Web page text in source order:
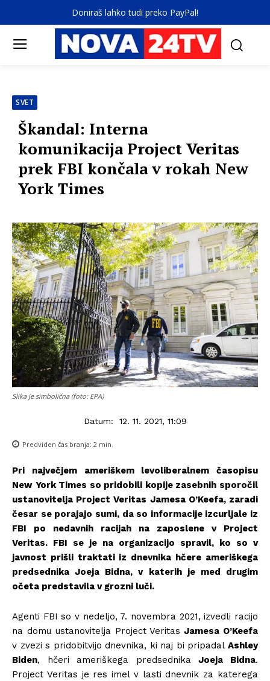
Doniraš lahko tudi preko PayPal!
SVET
Škandal: Interna
komunikacija Project Veritas
prek FBI končala v rokah New
York Times
Slika je simbolična (foto: EPA)
Datum: 12. 11. 2021, 11:09
Predviden čas branja: 2 min.
Pri največjem ameriškem levoliberalnem časopisu
New York Times so pridobili kopije zasebnih sporočil
ustanovitelja Project Veritas Jamesa O’Keefa, zaradi
česar se porajajo sumi, da so informacije izcurljale iz
FBI po nedavnih racijah na zaposlene v Project
Veritas. FBI se je na organizacijo spravil, ko so v
javnost prišli traktati iz dnevnika hčere ameriškega
predsednika Joeja Bidna, v katerih je med drugim
očeta predstavila v grozni luči.
Agenti FBI so v nedeljo, 7. novembra 2021, izvedli racijo
na domu ustanovitelja Project Veritas Jamesa O’Keefa
v zvezi s pridobitvijo dnevnika, ki naj bi pripadal Ashley
Biden, hčeri ameriškega predsednikaJoeja Bidna.
Project Veritas je res imel v lasti dnevnik za katerega